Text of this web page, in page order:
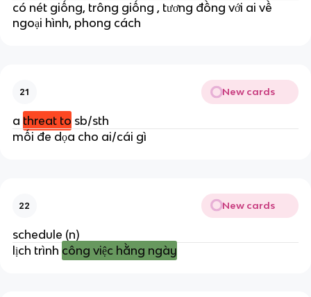
có nét giống, trông giống , tương đồng với ai về
ngoại hình, phong cách
21 New cards
a threat to sb/sth
mối đe dọa cho ai/cái gì
22 New cards
schedule (n)
lịch trình công việc hằng ngày